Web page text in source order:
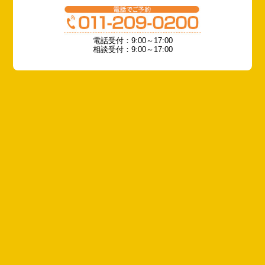
電話受付：9:00～17:00
相談受付：9:00～17:00